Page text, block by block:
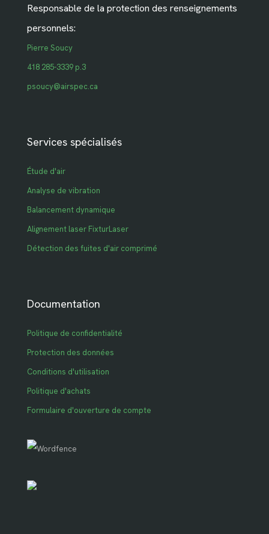
Responsable de la protection des renseignements
personnels:
Pierre Soucy
418 285-3339 p.3
psoucy@airspec.ca
Services spécialisés
Étude d'air
Analyse de vibration
Balancement dynamique
Alignement laser FixturLaser
Détection des fuites d'air comprimé
Documentation
Politique de confidentialité
Protection des données
Conditions d'utilisation
Politique d'achats
Formulaire d'ouverture de compte